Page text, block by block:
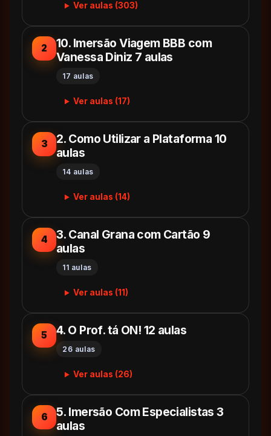
Ver aulas (303)
2
10. Imersão Viagem BBB com
Vanessa Diniz 7 aulas
17 aulas
Ver aulas (17)
3
2. Como Utilizar a Plataforma 10
aulas
14 aulas
Ver aulas (14)
4
3. Canal Grana com Cartão 9
aulas
11 aulas
Ver aulas (11)
5 4. O Prof. tá ON! 12 aulas
26 aulas
Ver aulas (26)
6
5. Imersão Com Especialistas 3
aulas